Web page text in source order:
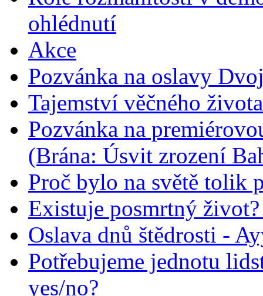
ohlédnutí
Akce
Pozvánka na oslavy
Tajemství věčného života
Pozvánka na
(Brána: Úsvit zrození
Proč bylo na světě tolik
Existuje posmrtný
Oslava dnů štědrosti -
Potřebujeme jednotu
yes/no?